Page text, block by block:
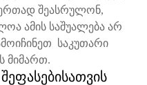
შეასრულონ,
ამის საშუალება არ
საკუთარი
მიმართ.